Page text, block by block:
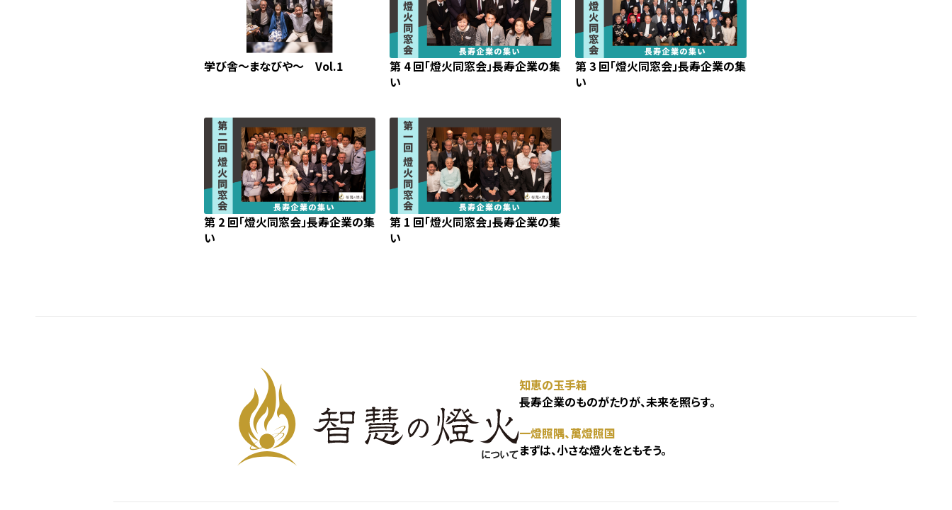
学び舎～まなびや～ Vol.1
第 4 回「燈火同窓会」長寿企業の集
い
第 3 回「燈火同窓会」長寿企業の集
い
第 2 回「燈火同窓会」長寿企業の集
い
第 1 回「燈火同窓会」長寿企業の集
い
知恵の玉手箱
長寿企業のものがたりが、未来を照らす。
一燈照隅、萬燈照国
まずは、小さな燈火をともそう。